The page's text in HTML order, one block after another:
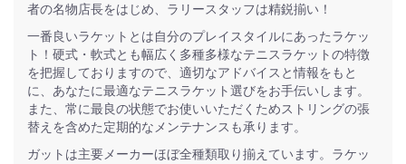
者の名物店長をはじめ、ラリースタッフは精鋭揃い！
一番良いラケットとは自分のプレイスタイルにあったラケッ
ト！硬式・軟式とも幅広く多種多様なテニスラケットの特徴
を把握しておりますので、適切なアドバイスと情報をもと
に、あなたに最適なテニスラケット選びをお手伝いします。
また、常に最良の状態でお使いいただくためストリングの張
替えを含めた定期的なメンテナンスも承ります。
ガットは主要メーカーほぼ全種類取り揃えています。ラケッ